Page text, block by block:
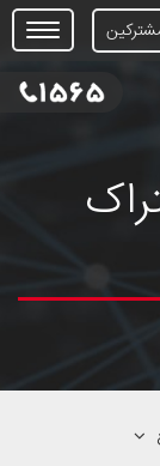
Open
Menu